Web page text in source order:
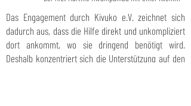
Das Engagement durch Kivuko e.V. zeichnet sich
dadurch aus, dass die Hilfe direkt und unkompliziert
dort ankommt, wo sie dringend benötigt wird.
Deshalb konzentriert sich die Unterstützung auf den